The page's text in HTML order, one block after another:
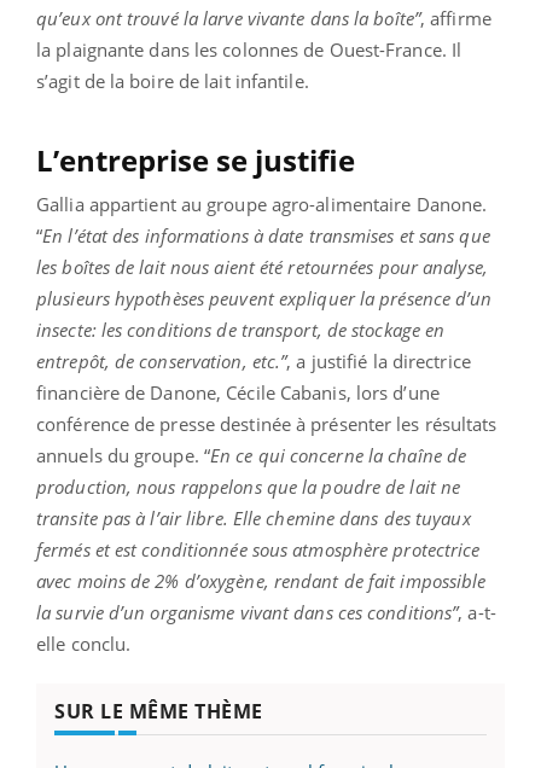
qu’eux ont trouvé la larve vivante dans la boîte”, affirme
la plaignante dans les colonnes de Ouest-France. Il
s’agit de la boire de lait infantile.
L’entreprise se justifie
Gallia appartient au groupe agro-alimentaire Danone.
“En l’état des informations à date transmises et sans que
les boîtes de lait nous aient été retournées pour analyse,
plusieurs hypothèses peuvent expliquer la présence d’un
insecte: les conditions de transport, de stockage en
entrepôt, de conservation, etc.”, a justifié la directrice
financière de Danone, Cécile Cabanis, lors d’une
conférence de presse destinée à présenter les résultats
annuels du groupe. “En ce qui concerne la chaîne de
production, nous rappelons que la poudre de lait ne
transite pas à l’air libre. Elle chemine dans des tuyaux
fermés et est conditionnée sous atmosphère protectrice
avec moins de 2% d’oxygène, rendant de fait impossible
la survie d’un organisme vivant dans ces conditions”, a-t-
elle conclu.
SUR LE MÊME THÈME